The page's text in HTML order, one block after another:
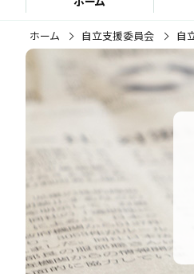
ホーム 自立支援委員会 自